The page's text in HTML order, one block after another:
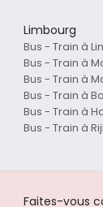
Limbourg
Bus - Train à
Bus - Train à
Bus - Train à
Bus - Train à
Bus - Train à
Bus - Train à
Faites-vous